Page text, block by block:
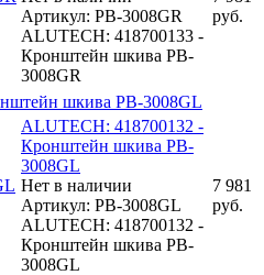
Артикул: PB-3008GR
ALUTECH: 418700133 -
Кронштейн шкива PB-
3008GR
руб.
шкива PB-3008GL
ALUTECH: 418700132 -
Кронштейн шкива PB-
3008GL
Нет в наличии
Артикул: PB-3008GL
ALUTECH: 418700132 -
Кронштейн шкива PB-
3008GL
7 981
руб.